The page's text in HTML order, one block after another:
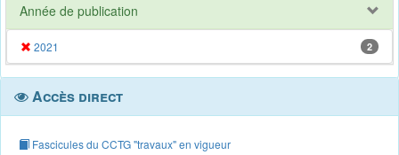
Année de publication
2021 2
Accès direct
Fascicules du CCTG "travaux" en vigueur